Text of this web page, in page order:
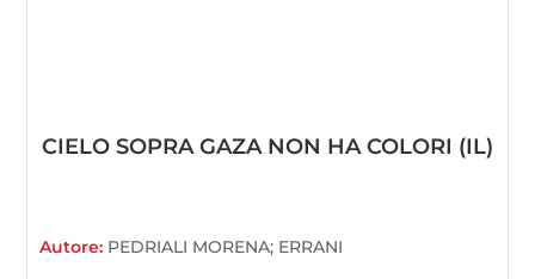
CIELO SOPRA GAZA NON HA COLORI (IL)
Autore: PEDRIALI MORENA; ERRANI